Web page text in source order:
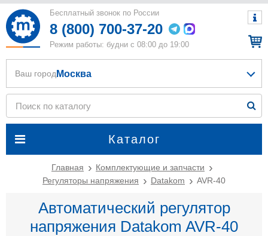
Бесплатный звонок по России
8 (800) 700-37-20
Режим работы: будни с 08:00 до 19:00
Каталог
Ваш город Москва
Главная
Комплектующие и запчасти
Регуляторы напряжения
Datakom AVR-40
Автоматический регулятор
напряжения Datakom AVR-40